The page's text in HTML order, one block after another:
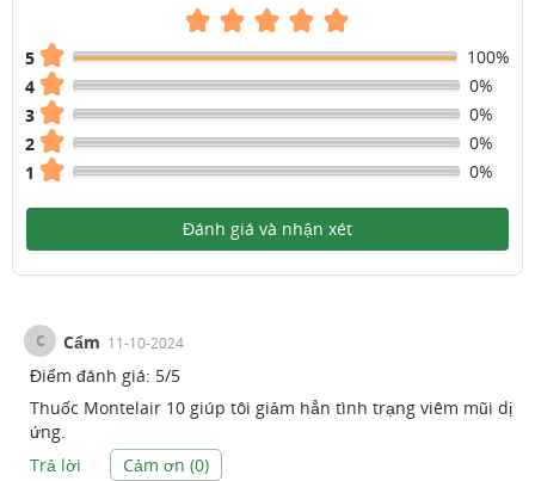
5
100%
4
0%
3
0%
2
0%
1
0%
Đánh giá và nhận xét
C Cẩm 11-10-2024
Điểm đánh giá: 5/5
Thuốc Montelair 10 giúp tôi giảm hẳn tình trạng viêm mũi dị
ứng.
Trả lời
Cảm ơn (0)